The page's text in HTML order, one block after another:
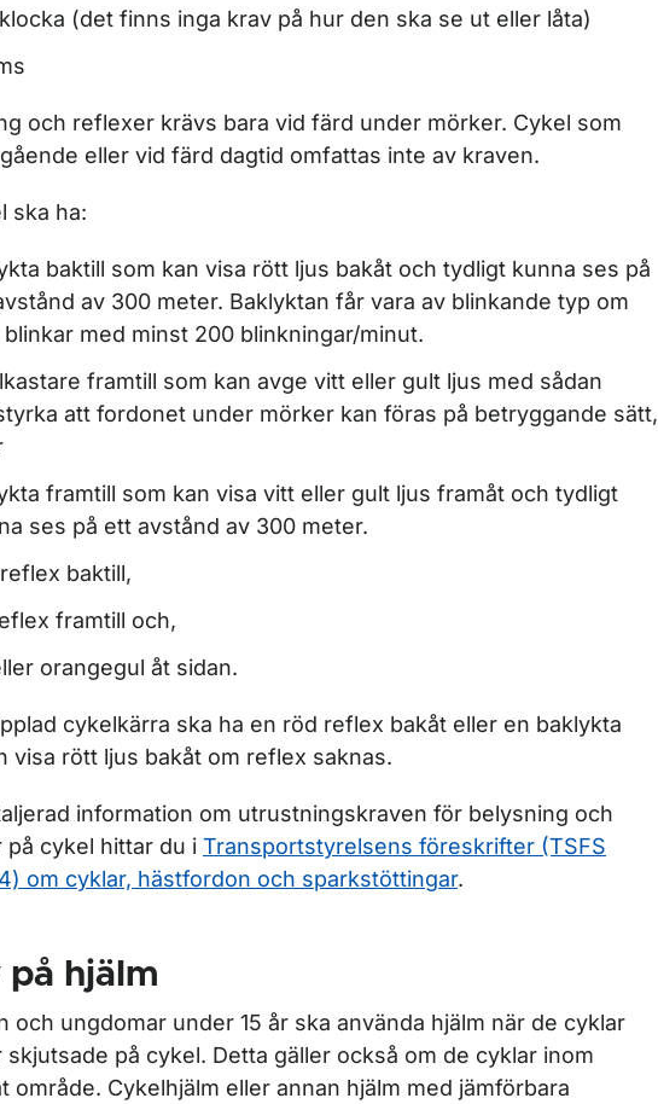
fordonsbranschen
(det finns inga krav på hur den ska se ut eller låta)
och reflexer krävs bara vid färd under mörker. Cykel som
eller vid färd dagtid omfattas inte av kraven.
ska ha:
baktill som kan visa rött ljus bakåt och tydligt kunna ses på
av 300 meter. Baklyktan får vara av blinkande typ om
blinkar med minst 200 blinkningar/minut.
framtill som kan avge vitt eller gult ljus med sådan
att fordonet under mörker kan föras på betryggande sätt,
framtill som kan visa vitt eller gult ljus framåt och tydligt
ses på ett avstånd av 300 meter.
baktill,
framtill och,
orangegul åt sidan.
cykelkärra ska ha en röd reflex bakåt eller en baklykta
visa rött ljus bakåt om reflex saknas.
information om utrustningskraven för belysning och
på cykel hittar du i Transportstyrelsens föreskrifter (TSFS
om cyklar, hästfordon och sparkstöttingar.
på hjälm
och ungdomar under 15 år ska använda hjälm när de cyklar
skjutsade på cykel. Detta gäller också om de cyklar inom
område. Cykelhjälm eller annan hjälm med jämförbara